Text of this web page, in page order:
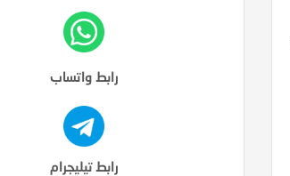
رابط واتساب
رابط تيليجرام